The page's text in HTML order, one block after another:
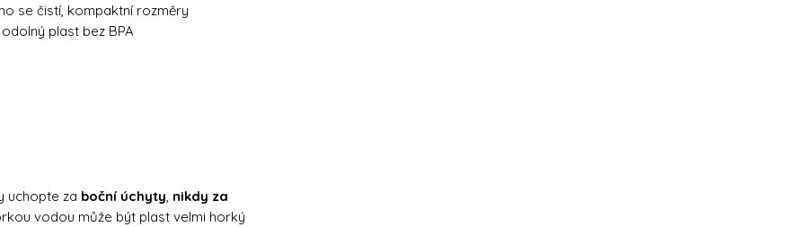
se čistí, kompaktní rozměry
plast bez BPA
uchopte za boční úchyty nikdy za
vodou může být plast velmi horký